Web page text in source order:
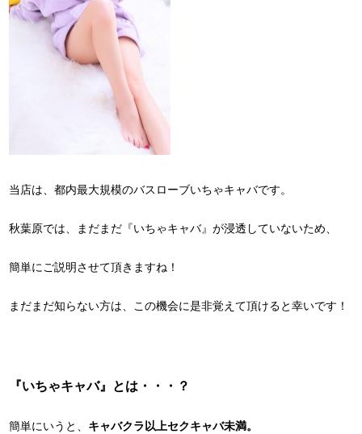
当店は、都内最大規模のバスローブいちゃキャバです。
秋葉原では、まだまだ『いちゃキャバ』が浸透していないため、
簡単にご説明させて頂きますね！
まだまだ知らない方は、この機会に是非覚えて頂けると幸いです！
『いちゃキャバ』とは・・・？
簡単にいうと、 キャバクラ以上セクキャバ未満。